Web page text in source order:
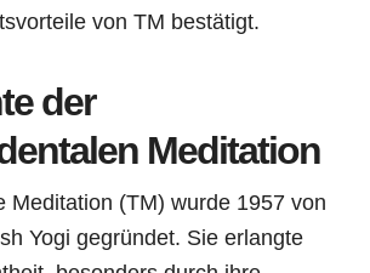
von TM bestätigt.
der
Meditation
Meditation (TM) wurde 1957 von
Yogi gegründet. Sie erlangte